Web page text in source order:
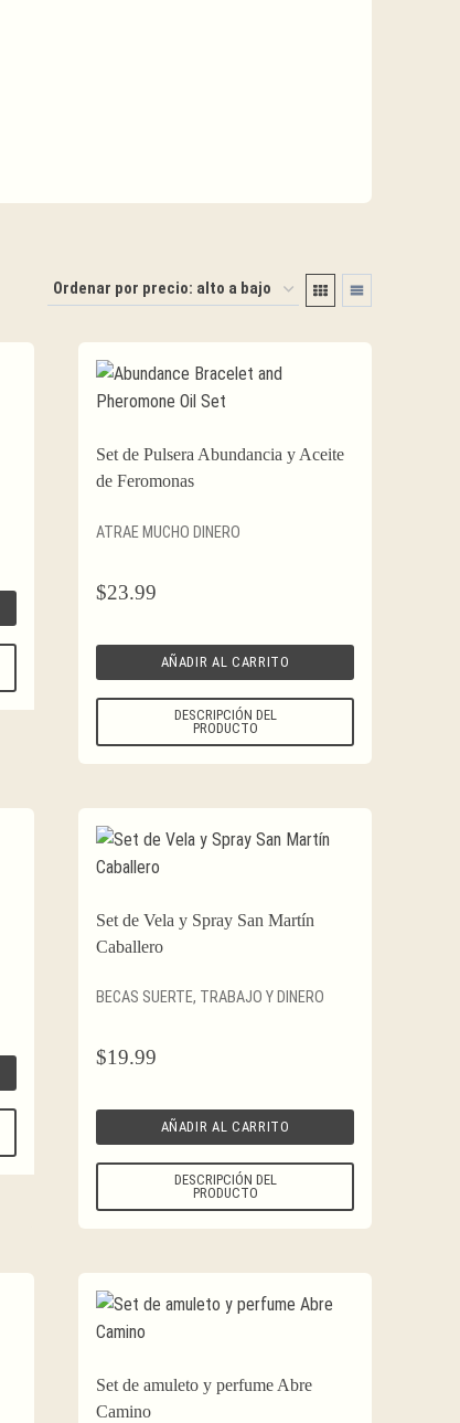
Set de Pulsera Abundancia y Aceite
de Feromonas
ATRAE MUCHO DINERO
$23.99
AÑADIR AL CARRITO
DESCRIPCIÓN DEL
PRODUCTO
Set de Vela y Spray San Martín
Caballero
BECAS SUERTE, TRABAJO Y DINERO
$19.99
AÑADIR AL CARRITO
DESCRIPCIÓN DEL
PRODUCTO
Set de amuleto y perfume Abre
Camino